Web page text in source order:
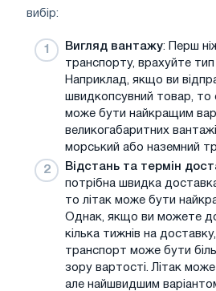
вибір:
Вигляд вантажу: Перш
транспорту, врахуйте
Наприклад, якщо ви
швидкопсувний товар, то
може бути найкращим
великогабаритних
морський або наземний
Відстань та термін
потрібна швидка доставка
то літак може бути
Однак, якщо ви можете
кілька тижнів на
транспорт може бути
зору вартості. Літак
але найшвидшим